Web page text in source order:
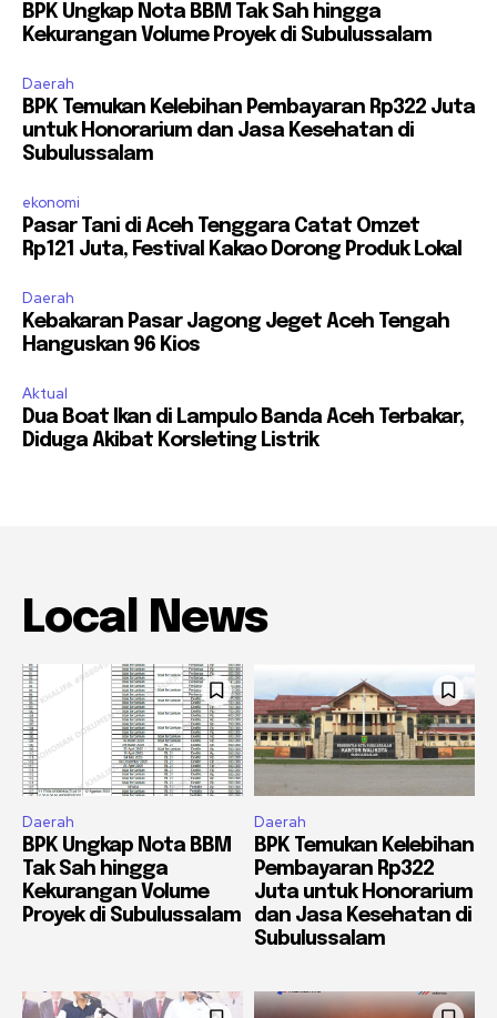
BPK Ungkap Nota BBM Tak Sah hingga
Kekurangan Volume Proyek di Subulussalam
Daerah
BPK Temukan Kelebihan Pembayaran Rp322 Juta
untuk Honorarium dan Jasa Kesehatan di
Subulussalam
ekonomi
Pasar Tani di Aceh Tenggara Catat Omzet
Rp121 Juta, Festival Kakao Dorong Produk Lokal
Daerah
Kebakaran Pasar Jagong Jeget Aceh Tengah
Hanguskan 96 Kios
Aktual
Dua Boat Ikan di Lampulo Banda Aceh Terbakar,
Diduga Akibat Korsleting Listrik
Local News
Daerah
BPK Ungkap Nota BBM
Tak Sah hingga
Kekurangan Volume
Proyek di Subulussalam
Daerah
BPK Temukan Kelebihan
Pembayaran Rp322
Juta untuk Honorarium
dan Jasa Kesehatan di
Subulussalam